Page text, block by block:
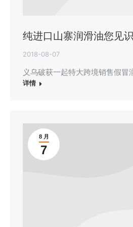
纯进口山寨润滑油您见
2018-08-07
义乌破获一起特大跨境销售假冒
详情
8 月
7